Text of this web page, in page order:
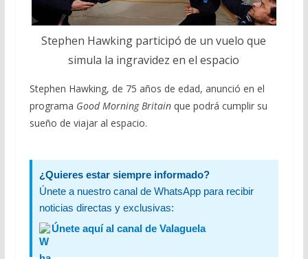
Stephen Hawking participó de un vuelo que
simula la ingravidez en el espacio
Stephen Hawking, de 75 años de edad, anunció en el
programa Good Morning Britainque podrá cumplir su
sueño de viajar al espacio.
¿Quieres estar siempre informado?
Únete a nuestro canal de WhatsApp para recibir
noticias directas y exclusivas:
Únete aquí al canal de Valaguela